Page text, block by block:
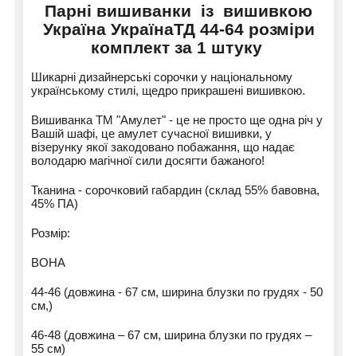
Парні вишиванки із вишивкою
Україна УкраїнаТД 44-64 розміри
комплект за 1 штуку
Шикарні дизайнерські сорочки у національному
українському стилі, щедро прикрашені вишивкою.
Вишиванка ТМ "Амулет" - це не просто ще одна річ у
Вашій шафі, це амулет сучасної вишивки, у
візерунку якої закодовано побажання, що надає
володарю магічної сили досягти бажаного!
Тканина - сорочковий габардин (склад 55% бавовна,
45% ПА)
Розмір:
ВОНА
44-46 (довжина - 67 см, ширина блузки по грудях - 50
см,)
46-48 (довжина – 67 см, ширина блузки по грудях –
55 см)